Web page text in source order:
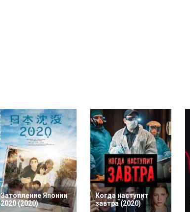
Затопление Японии
2020 (2020)
Когда наступит
завтра (2020)